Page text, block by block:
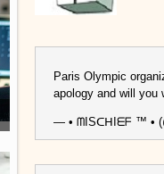
Paris Olympic
apology and will you
— • ᗰISᑕᕼIᗴᖴ ™ •